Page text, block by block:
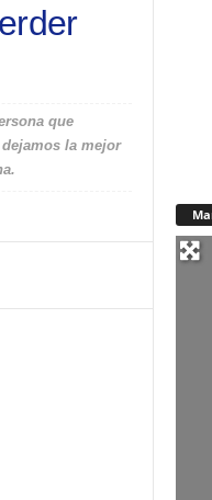
que
la mejor